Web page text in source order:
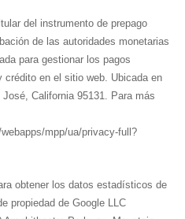
del instrumento de prepago
de las autoridades monetarias
para gestionar los pagos
crédito en el sitio web. Ubicada en
California 95131. Para más
mpp/ua/privacy-full?
obtener los datos estadísticos de
propiedad de Google LLC